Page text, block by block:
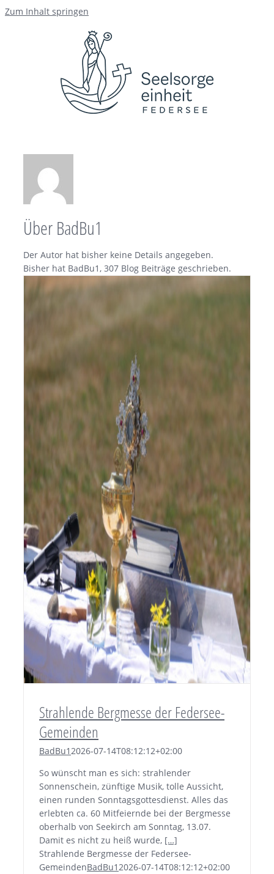
Zum Inhalt springen
ÜberBadBu1
Der Autor hat bisher keine Details angegeben.
Bisher hat BadBu1, 307 Blog Beiträge geschrieben.
Strahlende Bergmesse der Federsee-
Gemeinden
BadBu12026-07-14T08:12:12+02:00
So wünscht man es sich: strahlender
Sonnenschein, zünftige Musik, tolle Aussicht,
einen runden Sonntagsgottesdienst. Alles das
erlebten ca. 60 Mitfeiernde bei der Bergmesse
oberhalb von Seekirch am Sonntag, 13.07.
Damit es nicht zu heiß wurde, […]
Strahlende Bergmesse der Federsee-
GemeindenBadBu12026-07-14T08:12:12+02:00